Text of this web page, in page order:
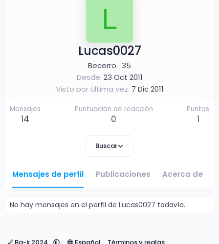
L
Lucas0027
Becerro · 35
Desde 23 Oct 2011
Visto por última vez 7 Dic 2011
Mensajes
14
Puntuación de reacción
0
Puntos
1
Buscar
Mensajes de perfil Publicaciones Acerca de
No hay mensajes en el perfil de Lucas0027 todavía.